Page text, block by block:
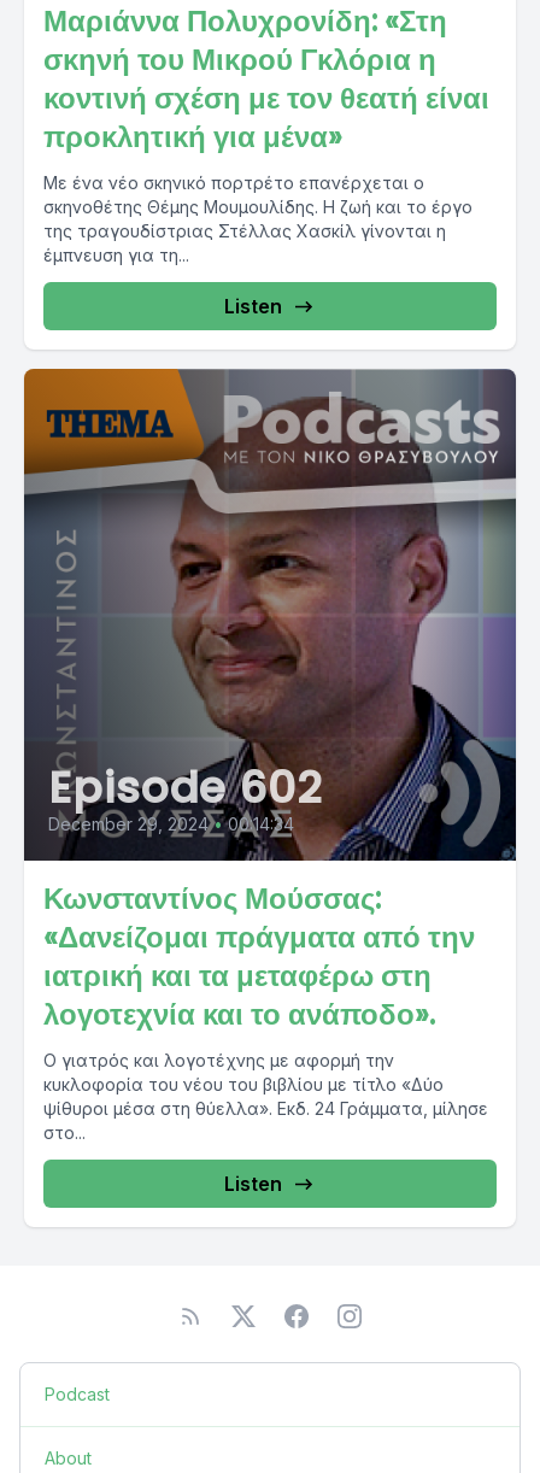
Μαριάννα Πολυχρονίδη: «Στη
σκηνή του Μικρού Γκλόρια η
κοντινή σχέση με τον θεατή είναι
προκλητική για μένα»
Με ένα νέο σκηνικό πορτρέτο επανέρχεται ο
σκηνοθέτης Θέμης Μουμουλίδης. Η ζωή και το έργο
της τραγουδίστριας Στέλλας Χασκίλ γίνονται η
έμπνευση για τη...
Listen
Episode 602
December 29, 2024 • 00:14:34
Κωνσταντίνος Μούσσας:
«Δανείζομαι πράγματα από την
ιατρική και τα μεταφέρω στη
λογοτεχνία και το ανάποδο».
Ο γιατρός και λογοτέχνης με αφορμή την
κυκλοφορία του νέου του βιβλίου με τίτλο «Δύο
ψίθυροι μέσα στη θύελλα». Εκδ. 24 Γράμματα, μίλησε
στο...
Listen
Podcast
About